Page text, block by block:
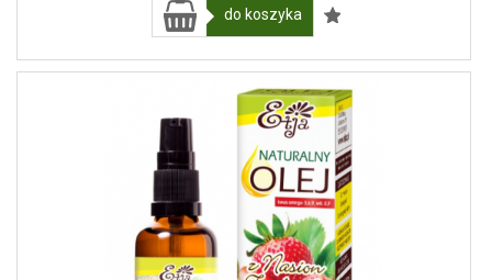
do koszyka